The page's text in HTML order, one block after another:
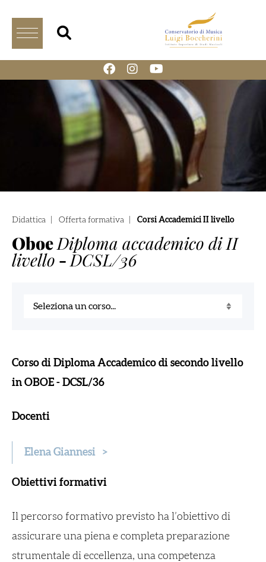
Didattica Offerta formativa Corsi Accademici II livello
OboeDiploma accademico di II
livello - DCSL/36
Corso di Diploma Accademico di secondo livello
in OBOE - DCSL/36
Docenti
Elena Giannesi >
Obiettivi formativi
Il percorso formativo previsto ha l’obiettivo di
assicurare una piena e completa preparazione
strumentale di eccellenza, una competenza